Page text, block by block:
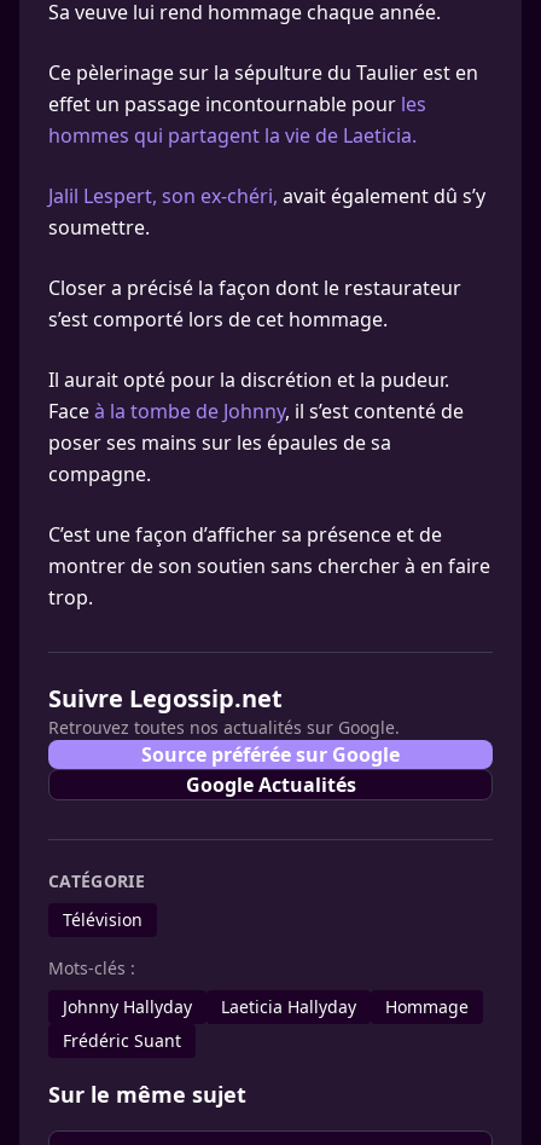
Sa veuve lui rend hommage chaque année.
Ce pèlerinage sur la sépulture du Taulier est en
effet un passage incontournable pour les
hommes qui partagent la vie de Laeticia.
Jalil Lespert, son ex-chéri, avait également dû s’y
soumettre.
Closer a précisé la façon dont le restaurateur
s’est comporté lors de cet hommage.
Il aurait opté pour la discrétion et la pudeur.
Faceà la tombe de Johnny, il s’est contenté de
poser ses mains sur les épaules de sa
compagne.
C’est une façon d’afficher sa présence et de
montrer de son soutien sans chercher à en faire
trop.
Suivre Legossip.net
Retrouvez toutes nos actualités sur Google.
Source préférée sur Google
Google Actualités
CATÉGORIE
Télévision
Mots-clés :
Johnny Hallyday
Laeticia Hallyday
Hommage
Frédéric Suant
Sur le même sujet